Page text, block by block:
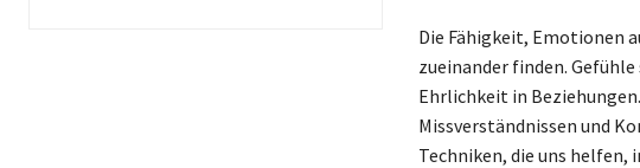
Die Fähigkeit, Emotionen
zueinander finden.
Ehrlichkeit in
Missverständnissen und
Techniken, die uns